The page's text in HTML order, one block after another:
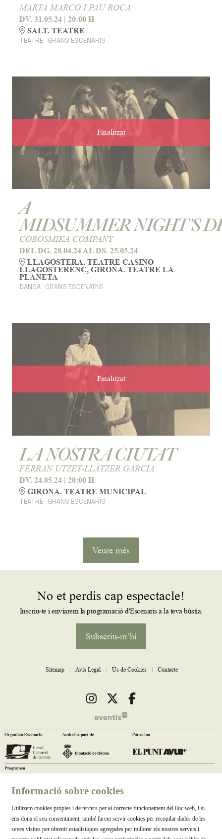
MARTA MARCO I PAU ROCA
DV. 31.05.24 | 20:00 H
SALT. TEATRE
TEATRE GRANS ESCENARIS
Finalitzat
A
MIDSUMMER NIGHT’S
COBOSMIKA COMPANY
DEL DG. 28.04.24AL DS. 25.05.24
LLAGOSTERA. TEATRE CASINO
LLAGOSTERENC, GIRONA. TEATRE LA
PLANETA
DANSA GRANS ESCENARIS
Finalitzat
LA NOSTRA CIUTAT
FERRAN UTZET-LLÀTZER GARCIA
DV. 24.05.24 | 20:00 H
GIRONA. TEATRE MUNICIPAL
TEATRE GRANS ESCENARIS
Veure més
No et perdis cap espectacle!
Inscriu-te i enviarem la programació d'Escenaris a la teva bústia.
Subscriu-m’hi
Sitemap | Avís Legal | Ús de Cookies | Contacte
Link a instagram
Link a twitter
Link a facebook
Informació sobre cookies
Utilitzem cookies pròpies i de tercers per al correcte funcionament del lloc web, i si
ens dona el seu consentiment, també farem servir cookies per recopilar dades de les
seves visites per obtenir estadístiques agregades per millorar els nostres serveis i